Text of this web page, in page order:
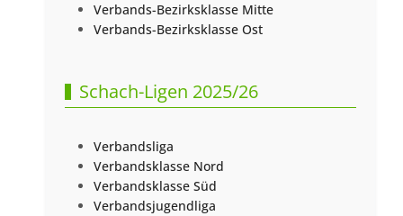
Verbands-Bezirksklasse Mitte
Verbands-Bezirksklasse Ost
Schach-Ligen 2025/26
Verbandsliga
Verbandsklasse Nord
Verbandsklasse Süd
Verbandsjugendliga